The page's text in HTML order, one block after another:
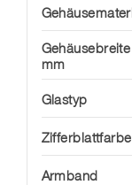
mm
Glastyp
Zifferblattfarbe
Armband